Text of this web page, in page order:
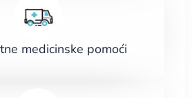
medicinske pomoći